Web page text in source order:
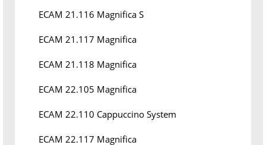
ECAM 21.116 Magnifica S
ECAM 21.117 Magnifica
ECAM 21.118 Magnifica
ECAM 22.105 Magnifica
ECAM 22.110 Cappuccino System
ECAM 22.117 Magnifica